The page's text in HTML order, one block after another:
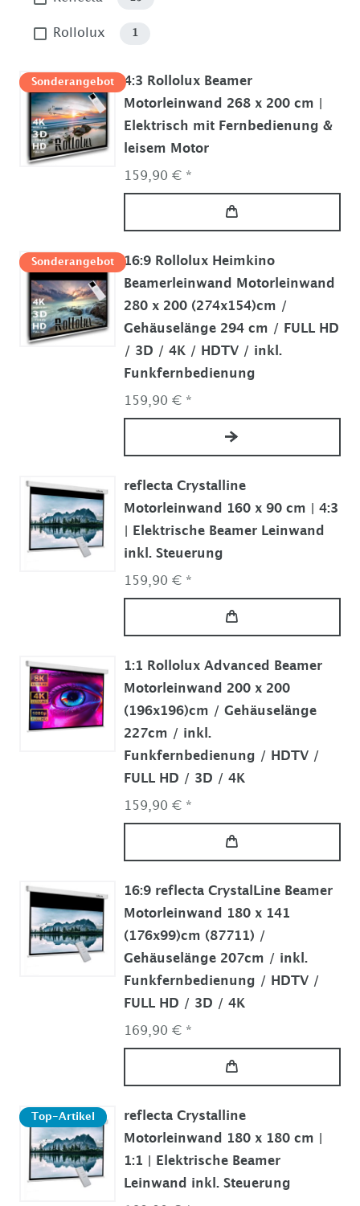
Rollolux 1
Sonderangebot
4:3 Rollolux Beamer
Motorleinwand 268 x 200 cm |
Elektrisch mit Fernbedienung &
leisem Motor
159,90 € *
Sonderangebot
16:9 Rollolux Heimkino
Beamerleinwand Motorleinwand
280 x 200 (274x154)cm /
Gehäuselänge 294 cm / FULL HD
/ 3D / 4K / HDTV / inkl.
Funkfernbedienung
159,90 € *
reflecta Crystalline
Motorleinwand 160 x 90 cm | 4:3
| Elektrische Beamer Leinwand
inkl. Steuerung
159,90 € *
1:1 Rollolux Advanced Beamer
Motorleinwand 200 x 200
(196x196)cm / Gehäuselänge
227cm / inkl.
Funkfernbedienung / HDTV /
FULL HD / 3D / 4K
159,90 € *
16:9 reflecta CrystalLine Beamer
Motorleinwand 180 x 141
(176x99)cm (87711) /
Gehäuselänge 207cm / inkl.
Funkfernbedienung / HDTV /
FULL HD / 3D / 4K
169,90 € *
Top-Artikel
reflecta Crystalline
Motorleinwand 180 x 180 cm |
1:1 | Elektrische Beamer
Leinwand inkl. Steuerung